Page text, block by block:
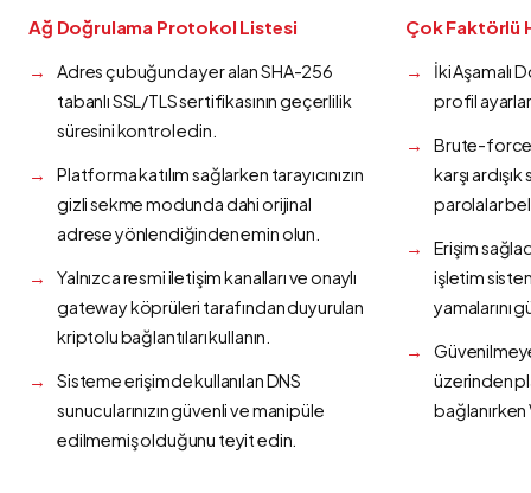
Ağ Doğrulama Protokol Listesi
Adres çubuğunda yer alan SHA-256
tabanlı SSL/TLS sertifikasının geçerlilik
süresini kontrol edin.
Platforma katılım sağlarken tarayıcınızın
gizli sekme modunda dahi orijinal
adrese yönlendiğinden emin olun.
Yalnızca resmi iletişim kanalları ve onaylı
gateway köprüleri tarafından duyurulan
kriptolu bağlantıları kullanın.
Sisteme erişimde kullanılan DNS
sunucularınızın güvenli ve manipüle
edilmemiş olduğunu teyit edin.
Çok Faktörlü
İki Aşamalı
profil
Brute-force
karşı
parolalar
Erişim
işletim
yamalarını
üzerinden
bağlanırken